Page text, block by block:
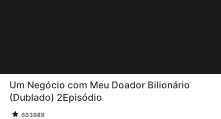
Um Negócio com Meu Doador Bilionário
(Dublado) 2Episódio
663989